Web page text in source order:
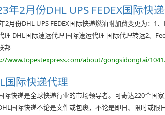
年2月份DHL UPS FEDEX国际快
2月份DHL UPS FEDEX国际快递燃油附加费变更为：1
理 DHL国际速运代理 国际速运代理 国际代理转运2、
邦
www.topestexpress.com/about/gongsidongtai/
国际快递代理
际快递是全球快递行业的市场领导者。可寄达220个国
国际快递不论是文件或包裹，不论是即日、限时或限